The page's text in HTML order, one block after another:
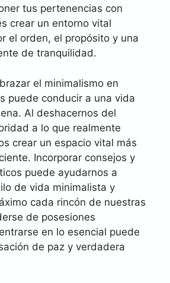
tus pertenencias con
crear un entorno vital
el orden, el propósito y una
de tranquilidad.
el minimalismo en
puede conducir a una vida
Al deshacernos del
a lo que realmente
crear un espacio vital más
Incorporar consejos y
puede ayudarnos a
de vida minimalista y
cada rincón de nuestras
de posesiones
en lo esencial puede
de paz y verdadera